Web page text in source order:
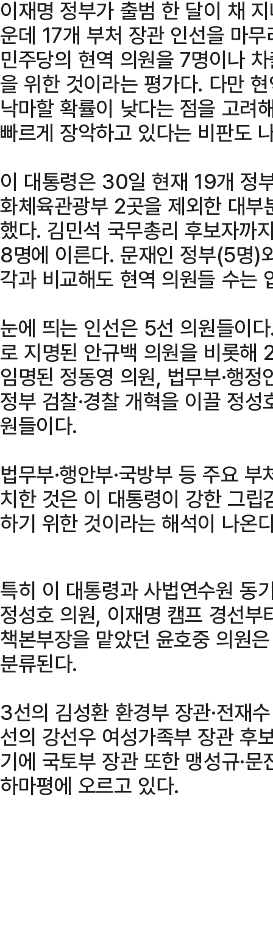
이재명 정부가 출범 한 달이 채
운데 17개 부처 장관 인선을 마
민주당의 현역 의원을 7명이나
을 위한 것이라는 평가다. 다만
낙마할 확률이 낮다는 점을 고려
빠르게 장악하고 있다는 비판도
이 대통령은 30일 현재 19개 정
화체육관광부 2곳을 제외한 대
했다. 김민석 국무총리 후보자까
8명에 이른다. 문재인 정부(5명)
각과 비교해도 현역 의원들 수는
눈에 띄는 인선은 5선 의원들이
로 지명된 안규백 의원을 비롯해
임명된 정동영 의원, 법무부·행
정부 검찰·경찰 개혁을 이끌 정
원들이다.
법무부·행안부·국방부 등 주요
치한 것은 이 대통령이 강한 그
하기 위한 것이라는 해석이 나온
특히 이 대통령과 사법연수원 동
정성호 의원, 이재명 캠프 경선
책본부장을 맡았던 윤호중 의원
분류된다.
3선의 김성환 환경부 장관·전재
선의 강선우 여성가족부 장관 후
기에 국토부 장관 또한 맹성규·
하마평에 오르고 있다.